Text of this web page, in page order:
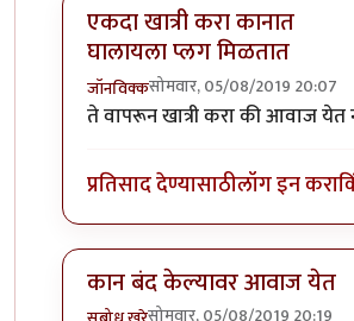
एकदा खात्री करा कानात
घालायला प्लग मिळतात
जॉनविक्कसोमवार, 05/08/2019 20:07
In reply toनाही.byतमराज
ते वापरून खात्री करा की आवाज येत
प्रतिसाद देण्यासाठीलॉग इन करा
कान बंद केल्यावर आवाज येत